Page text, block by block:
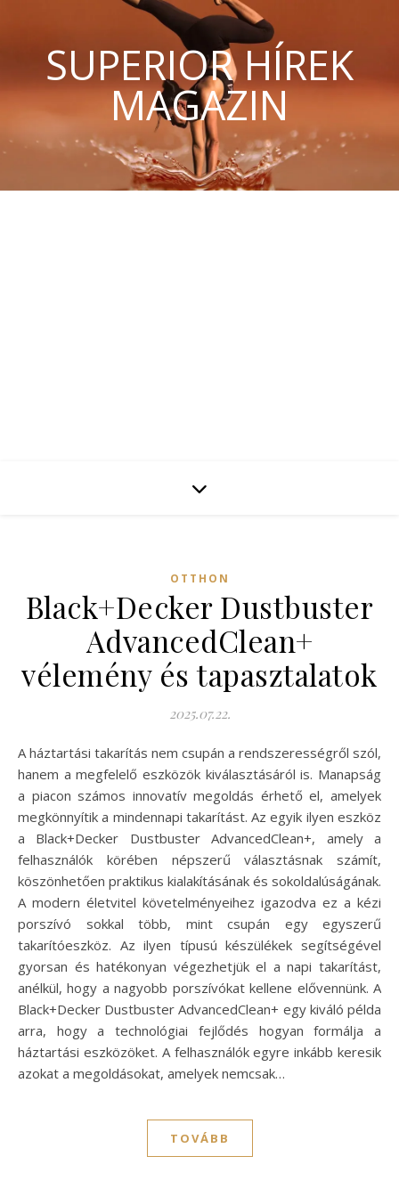
SUPERIOR HÍREK
MAGAZIN
OTTHON
Black+Decker Dustbuster
AdvancedClean+
vélemény és tapasztalatok
2025.07.22.
A háztartási takarítás nem csupán a rendszerességről szól,
hanem a megfelelő eszközök kiválasztásáról is. Manapság
a piacon számos innovatív megoldás érhető el, amelyek
megkönnyítik a mindennapi takarítást. Az egyik ilyen eszköz
a Black+Decker Dustbuster AdvancedClean+, amely a
felhasználók körében népszerű választásnak számít,
köszönhetően praktikus kialakításának és sokoldalúságának.
A modern életvitel követelményeihez igazodva ez a kézi
porszívó sokkal több, mint csupán egy egyszerű
takarítóeszköz. Az ilyen típusú készülékek segítségével
gyorsan és hatékonyan végezhetjük el a napi takarítást,
anélkül, hogy a nagyobb porszívókat kellene elővennünk. A
Black+Decker Dustbuster AdvancedClean+ egy kiváló példa
arra, hogy a technológiai fejlődés hogyan formálja a
háztartási eszközöket. A felhasználók egyre inkább keresik
azokat a megoldásokat, amelyek nemcsak…
TOVÁBB